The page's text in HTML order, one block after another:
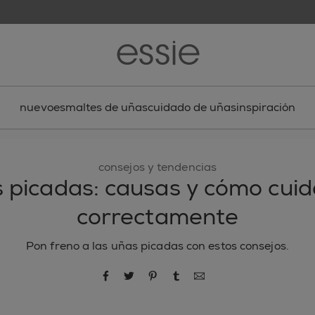
nuevoesmaltes de uñascuidado de uñasinspiración
consejos y tendencias
picadas: causas y cómo
correctamente
Pon freno a las uñas picadas con estos consejos.
compartir por Facebook
compartir por Twitter
compartir por Pinterest
compartir por Tumblr
compartir por